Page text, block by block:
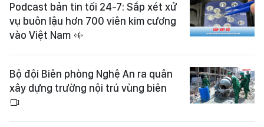
Podcast bản tin tối 24-7: Sắp xét xử
vụ buôn lậu hơn 700 viên kim cương
vào Việt Nam
Bộ đội Biên phòng Nghệ An ra quân
xây dựng trường nội trú vùng biên